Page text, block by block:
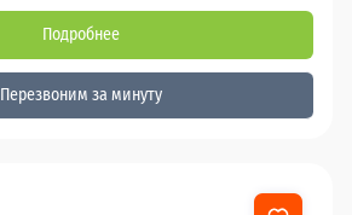
Подробнее
Перезвоним за минуту